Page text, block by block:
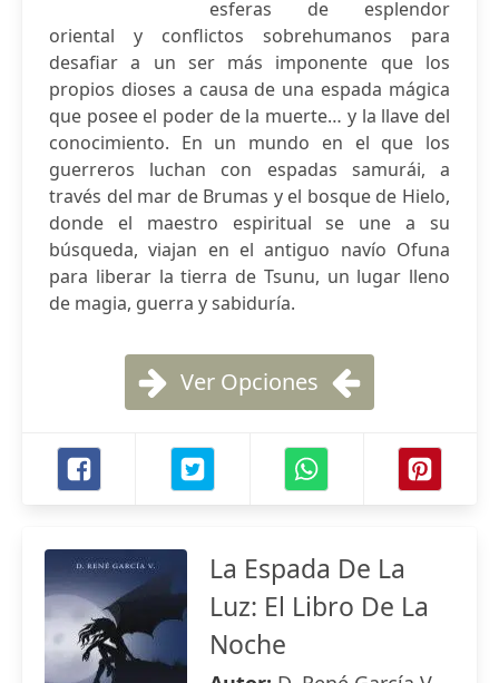
esferas de esplendor
oriental y conflictos sobrehumanos para
desafiar a un ser más imponente que los
propios dioses a causa de una espada mágica
que posee el poder de la muerte… y la llave del
conocimiento. En un mundo en el que los
guerreros luchan con espadas samurái, a
través del mar de Brumas y el bosque de Hielo,
donde el maestro espiritual se une a su
búsqueda, viajan en el antiguo navío Ofuna
para liberar la tierra de Tsunu, un lugar lleno
de magia, guerra y sabiduría.
Ver Opciones
La Espada De La
Luz: El Libro De La
Noche